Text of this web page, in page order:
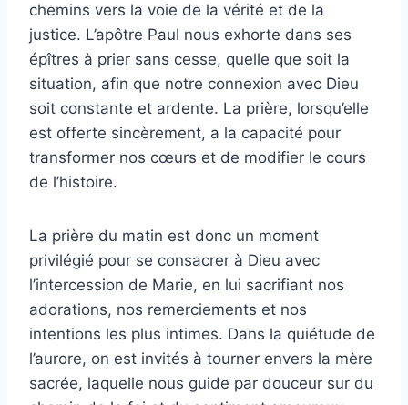
chemins vers la voie de la vérité et de la
justice. L’apôtre Paul nous exhorte dans ses
épîtres à prier sans cesse, quelle que soit la
situation, afin que notre connexion avec Dieu
soit constante et ardente. La prière, lorsqu’elle
est offerte sincèrement, a la capacité pour
transformer nos cœurs et de modifier le cours
de l’histoire.
La prière du matin est donc un moment
privilégié pour se consacrer à Dieu avec
l’intercession de Marie, en lui sacrifiant nos
adorations, nos remerciements et nos
intentions les plus intimes. Dans la quiétude de
l’aurore, on est invités à tourner envers la mère
sacrée, laquelle nous guide par douceur sur du